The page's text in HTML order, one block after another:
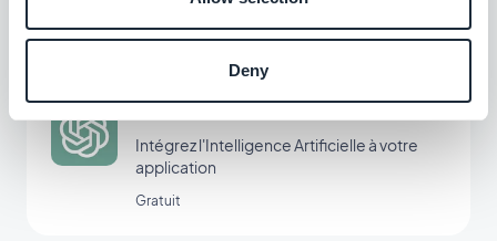
Deny
Intégrez l'Intelligence Artificielle à votre
application
Gratuit